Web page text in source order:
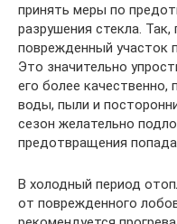
принять меры по
разрушения стекла.
поврежденный участок
Это значительно
его более качественно,
воды, пыли и
сезон желательно
предотвращения
В холодный период
от поврежденного